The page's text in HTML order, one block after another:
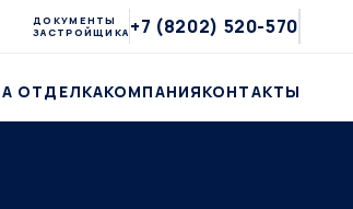
ДОКУМЕНТЫ
ЗАСТРОЙЩИКА +7 (8202) 520-570
ОТДЕЛКАКОМПАНИЯКОНТАКТЫ